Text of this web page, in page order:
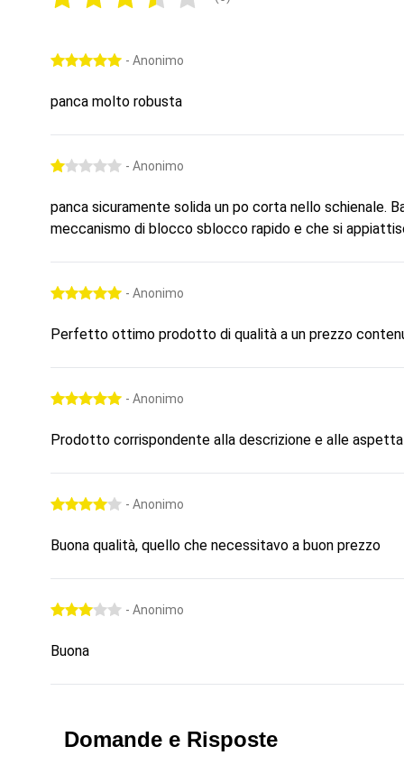
- Anonimo
panca molto robusta
- Anonimo
panca sicuramente solida un po corta nello schienale.
meccanismo di blocco sblocco rapido e che si
- Anonimo
Perfetto ottimo prodotto di qualità a un prezzo
- Anonimo
Prodotto corrispondente alla descrizione e alle
- Anonimo
Buona qualità, quello che necessitavo a buon prezzo
- Anonimo
Buona
Domande e Risposte